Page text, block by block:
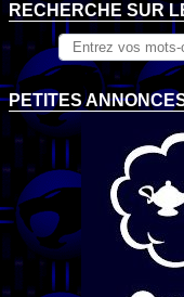
RECHERCHE SUR
PETITES